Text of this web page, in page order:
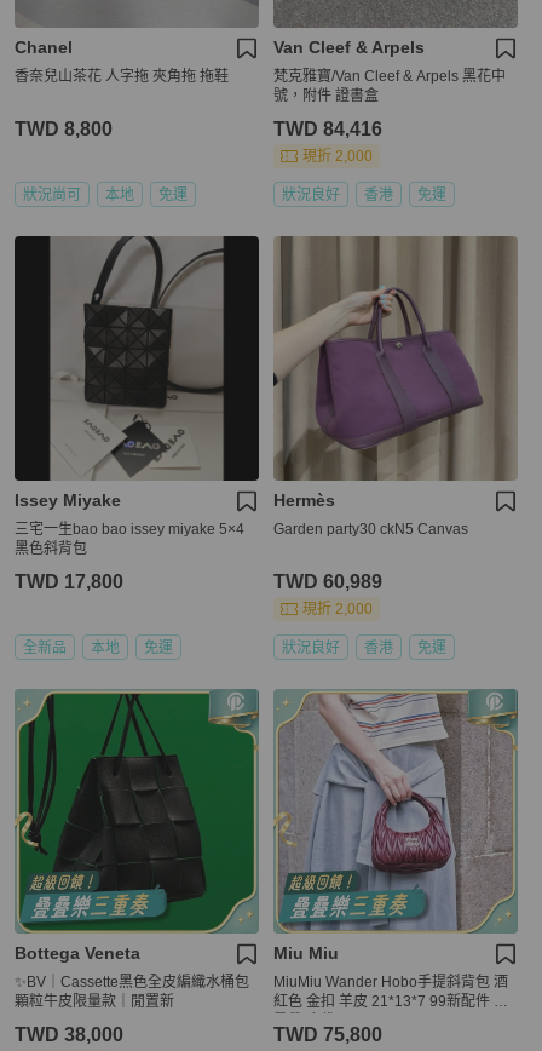
Chanel
香奈兒山茶花 人字拖 夾角拖 拖鞋
TWD 8,800
狀況尚可 本地 免運
Van Cleef & Arpels
梵克雅寶/Van Cleef & Arpels 黑花中
號，附件 證書盒
TWD 84,416
現折 2,000
狀況良好 香港 免運
Issey Miyake
三宅一生bao bao issey miyake 5×4
黑色斜背包
TWD 17,800
全新品 本地 免運
Hermès
Garden party30 ckN5 Canvas
TWD 60,989
現折 2,000
狀況良好 香港 免運
Bottega Veneta
✨BV｜Cassette黑色全皮編織水桶包
顆粒牛皮限量款｜閒置新
TWD 38,000
Miu Miu
MiuMiu Wander Hobo手提斜背包 酒
紅色 金扣 羊皮 21*13*7 99新配件 盒
TWD 75,800